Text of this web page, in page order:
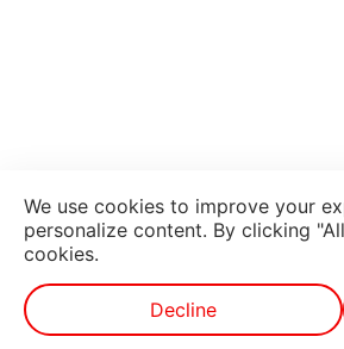
We use cookies to improve your
personalize content. By clicking
cookies.
Decline